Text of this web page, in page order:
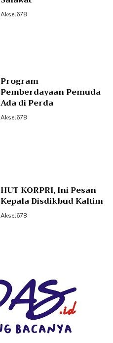
Aksel678
Program
Pemberdayaan Pemuda
Ada di Perda
Aksel678
HUT KORPRI, Ini Pesan
Kepala Disdikbud Kaltim
Aksel678